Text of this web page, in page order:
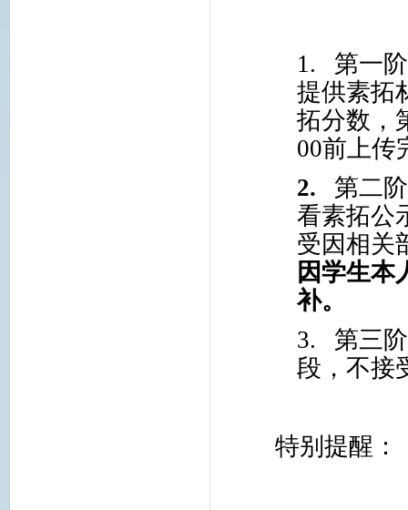
1.
第一
提供素拓
拓分数，
00前上传
2.
第二
看素拓公
受因相关
因学生本
补。
3.
第三
段，不接
特别提醒：